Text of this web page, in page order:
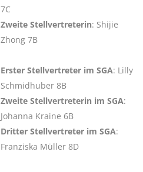
7C
Zweite Stellvertreterin: Shijie
Zhong 7B
Erster Stellvertreter im SGA: Lilly
Schmidhuber 8B
Zweite Stellvertreterin im SGA:
Johanna Kraine 6B
Dritter Stellvertreter im SGA:
Franziska Müller 8D